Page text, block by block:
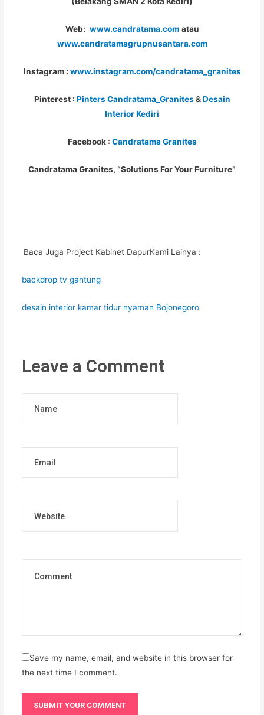
Web: www.candratama.com atau
www.candratamagrupnusantara.com
Instagram : www.instagram.com/candratama_granites
Pinterest : Pinters Candratama_Granites&Desain
Interior Kediri
Facebook : Candratama Granites
Candratama Granites, “Solutions For Your Furniture”
Baca Juga Project Kabinet DapurKami Lainya :
backdrop tv gantung
desain interior kamar tidur nyaman Bojonegoro
Leave a Comment
Save my name, email, and website in this browser for
the next time I comment.